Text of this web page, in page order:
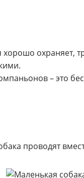
охраняет,
– это
проводят